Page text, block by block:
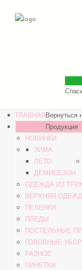
ГЛАВНАЯВернуться
Продукция
НОВИНКИ
ЗИМА
ЛЕТО
ДЕМИСЕЗОН
ОДЕЖДА ИЗ
ВЕРХНЯЯ
ПЕЛЕНКИ
ПЛЕДЫ
ПОСТЕЛЬНЫЕ
ГОЛОВНЫЕ
РАЗНОЕ
ПИНЕТКИ